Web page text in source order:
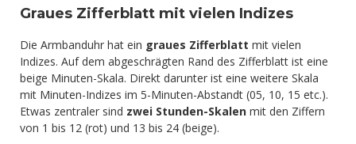
Graues Zifferblatt mit vielen Indizes
Die Armbanduhr hat ein graues Zifferblatt mit vielen
Indizes. Auf dem abgeschrägten Rand des Zifferblatt ist eine
beige Minuten-Skala. Direkt darunter ist eine weitere Skala
mit Minuten-Indizes im 5-Minuten-Abstandt (05, 10, 15 etc.).
Etwas zentraler sind zwei Stunden-Skalen mit den Ziffern
von 1 bis 12 (rot) und 13 bis 24 (beige).